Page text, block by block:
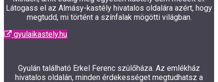
Látogass el az Almásy-kastély hivatalos oldalára azért, hogy
megtudd, mi történt a színfalak mögötti világban.
gyulaikastely.hu
Gyulán található Erkel Ferenc szülőháza. Az emlékház
hivatalos oldalán, minden érdekességet megtudhatsz a